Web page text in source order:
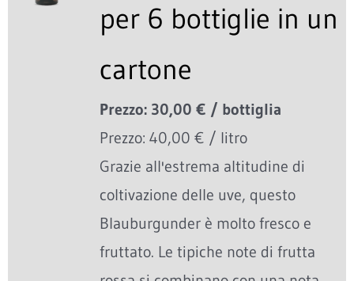
per 6 bottiglie in un
cartone
Prezzo: 30,00 € / bottiglia
Prezzo: 40,00 € / litro
Grazie all'estrema altitudine di
coltivazione delle uve, questo
Blauburgunder è molto fresco e
fruttato. Le tipiche note di frutta